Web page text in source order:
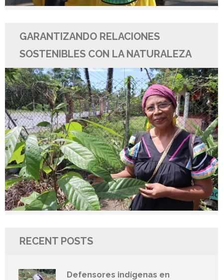
GARANTIZANDO RELACIONES
SOSTENIBLES CON LA NATURALEZA
RECENT POSTS
Defensores indígenas en